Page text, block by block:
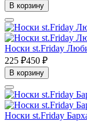
В корзину
Носки st.Friday
225 ₽450 ₽
В корзину
Носки st.Friday